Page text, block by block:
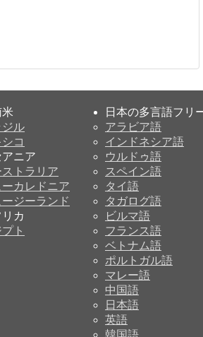
ジル
シコ
アニア
ストラリア
ーカレドニア
ージーランド
カ
ト
日本の多言語フリ
アラビア語
インドネシア語
ウルドゥ語
スペイン語
タイ語
タガログ語
ビルマ語
フランス語
ベトナム語
ポルトガル語
マレー語
中国語
日本語
英語
韓国語